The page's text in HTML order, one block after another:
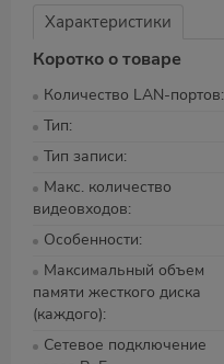
Характеристики
Коротко о товаре
Количество LAN-портов
Тип
Тип записи
Макс. количество
видеовходов
Особенности
Максимальный объем
памяти жесткого диска
(каждого)
Сетевое подключение